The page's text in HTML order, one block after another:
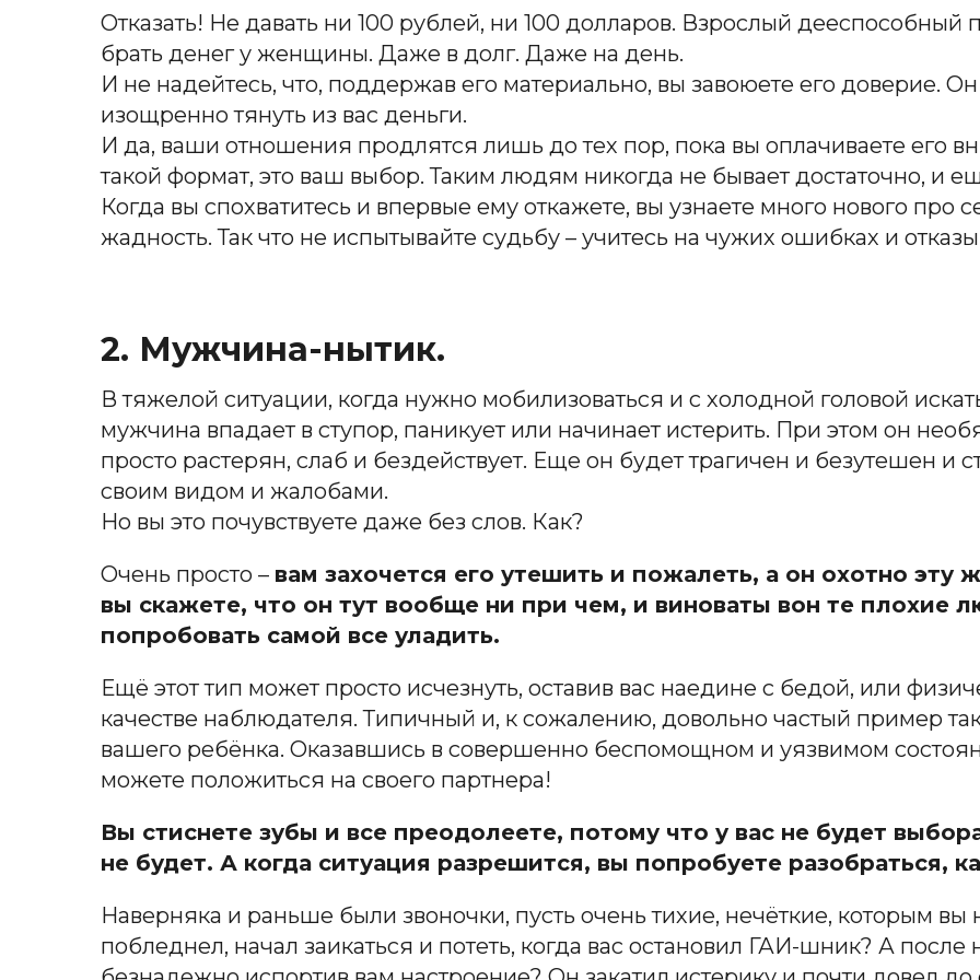
Отказать! Не давать ни 100 рублей, ни 100 долларов. Взрослый
брать денег у женщины. Даже в долг. Даже на день.
И не надейтесь, что, поддержав его материально, вы завоюете его доверие.
изощренно тянуть из вас деньги.
И да, ваши отношения продлятся лишь до тех пор, пока вы оплачиваете его
такой формат, это ваш выбор. Таким людям никогда не бывает достаточно, и
Когда вы спохватитесь и впервые ему откажете, вы узнаете много нового про
жадность. Так что не испытывайте судьбу – учитесь на чужих ошибках и
2. Мужчина-нытик.
В тяжелой ситуации, когда нужно мобилизоваться и с холодной головой
мужчина впадает в ступор, паникует или начинает истерить. При этом он
просто растерян, слаб и бездействует. Еще он будет трагичен и безутешен и
своим видом и жалобами.
Но вы это почувствуете даже без слов. Как?
Очень просто – вам захочется его утешить и пожалеть, а он охотно эту
вы скажете, что он тут вообще ни при чем, и виноваты вон те плохие
попробовать самой все уладить.
Ещё этот тип может просто исчезнуть, оставив вас наедине с бедой, или
качестве наблюдателя. Типичный и, к сожалению, довольно частый пример
вашего ребёнка. Оказавшись в совершенно беспомощном и уязвимом
можете положиться на своего партнера!
Вы стиснете зубы и все преодолеете, потому что у вас не будет
не будет. А когда ситуация разрешится, вы попробуете разобраться,
Наверняка и раньше были звоночки, пусть очень тихие, нечёткие, которым
побледнел, начал заикаться и потеть, когда вас остановил ГАИ-шник? А